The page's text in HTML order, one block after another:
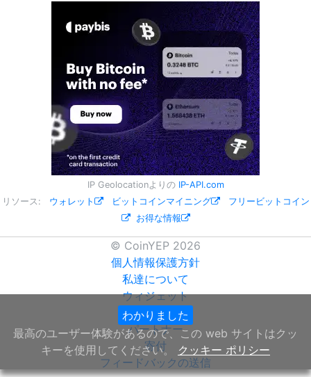
IP Geolocationよりの IP-API.com
リソース: ウォレット ビットコインマイニング
フリービットコイン
お得な情報
© CoinYEP 2026
個人情報保護方針
私達について
ウィジェット
API NEW
パートナー
寄付
フィードバックの送信
わかりました
最高のユーザー体験があるので、この web サイトはクッ
キーを使用してください。 クッキー ポリシー